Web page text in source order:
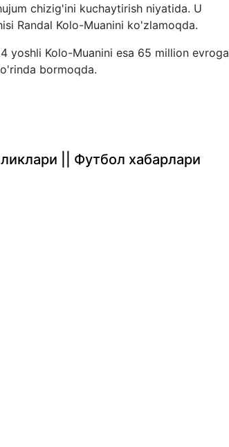
chizig'ini kuchaytirish niyatida. U
Randal Kolo-Muanini ko'zlamoqda.
yoshli Kolo-Muanini esa 65 million evroga
bormoqda.
|| Футбол хабарлари